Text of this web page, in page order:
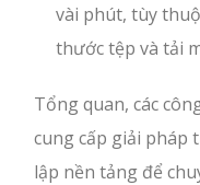
vài phút, tùy
thước tệp và tải
Tổng quan, các
cung cấp giải pháp
lập nền tảng để